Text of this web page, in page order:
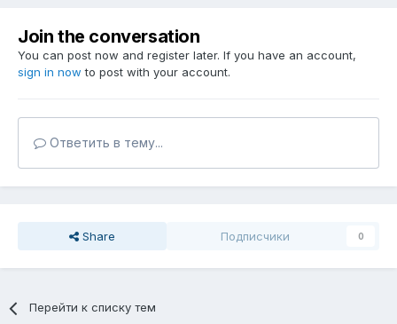
Join the conversation
You can post now and register later. If you have an account,
sign in now to post with your account.
Ответить в тему...
Share Подписчики 0
Перейти к списку тем